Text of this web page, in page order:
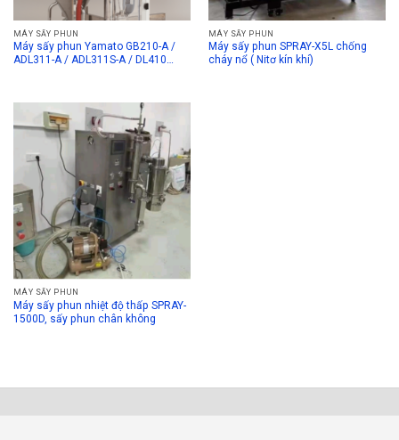
MÁY SẤY PHUN
Máy sấy phun Yamato GB210-A /
ADL311-A / ADL311S-A / DL410…
MÁY SẤY PHUN
Máy sấy phun SPRAY-X5L chống
cháy nổ ( Nitơ kín khí)
MÁY SẤY PHUN
Máy sấy phun nhiệt độ thấp SPRAY-
1500D, sấy phun chân không